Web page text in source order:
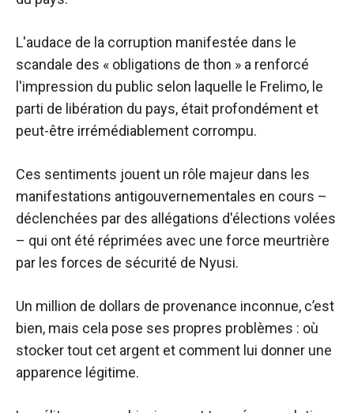
L'audace de la corruption manifestée dans le
scandale des « obligations de thon » a renforcé
l'impression du public selon laquelle le Frelimo, le
parti de libération du pays, était profondément et
peut-être irrémédiablement corrompu.
Ces sentiments jouent un rôle majeur dans les
manifestations antigouvernementales en cours –
déclenchées par des allégations d'élections volées
– qui ont été réprimées avec une force meurtrière
par les forces de sécurité de Nyusi.
Un million de dollars de provenance inconnue, c’est
bien, mais cela pose ses propres problèmes : où
stocker tout cet argent et comment lui donner une
apparence légitime.